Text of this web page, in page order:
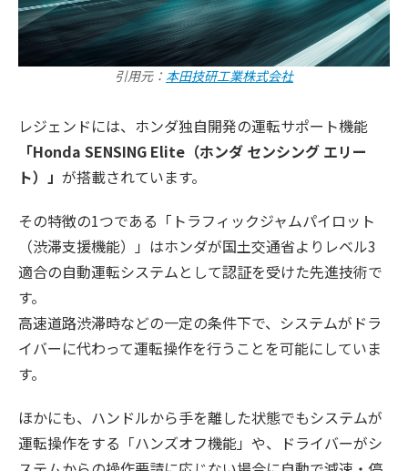
引用元： 本田技研工業株式会社
レジェンドには、ホンダ独自開発の運転サポート機能
「Honda SENSING Elite（ホンダ センシング エリー
ト）」 が搭載されています。
その特徴の1つである「トラフィックジャムパイロット
（渋滞支援機能）」はホンダが国土交通省よりレベル3
適合の自動運転システムとして認証を受けた先進技術で
す。
高速道路渋滞時などの一定の条件下で、システムがドラ
イバーに代わって運転操作を行うことを可能にしていま
す。
ほかにも、ハンドルから手を離した状態でもシステムが
運転操作をする「ハンズオフ機能」や、ドライバーがシ